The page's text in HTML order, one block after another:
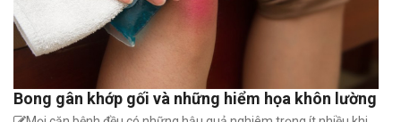
Bong gân khớp gối và những hiểm họa khôn lường